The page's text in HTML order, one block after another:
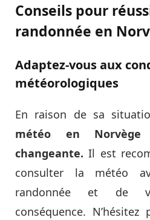
Conseils pour
randonnée en
Adaptez-vous aux
météorologiques
En raison de sa
météo en
changeante. Il est
consulter la météo
randonnée et de
conséquence.